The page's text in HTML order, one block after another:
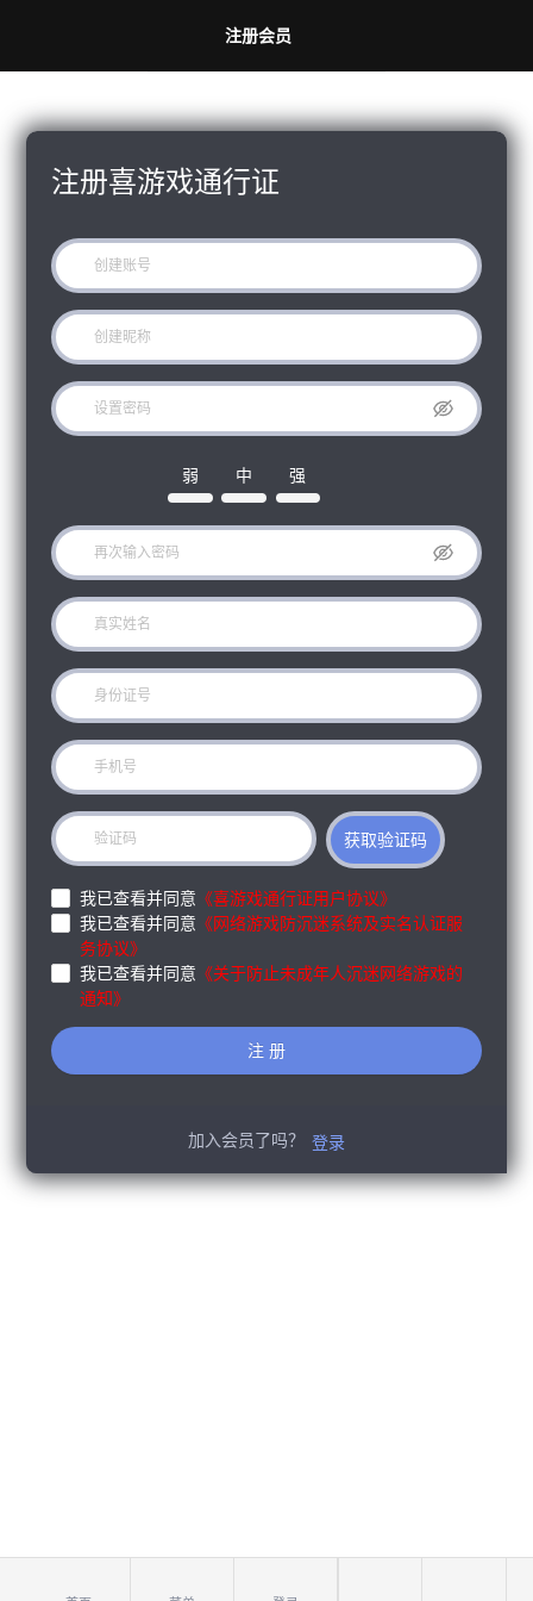
注册会员
注册喜游戏通行证
弱 中 强
获取验证码
我已查看并同意 《喜游戏通行证用户协议》
我已查看并同意 《网络游戏防沉迷系统及实名认证服
务协议》
我已查看并同意 《关于防止未成年人沉迷网络游戏的
通知》
注 册
加入会员了吗？ 登录